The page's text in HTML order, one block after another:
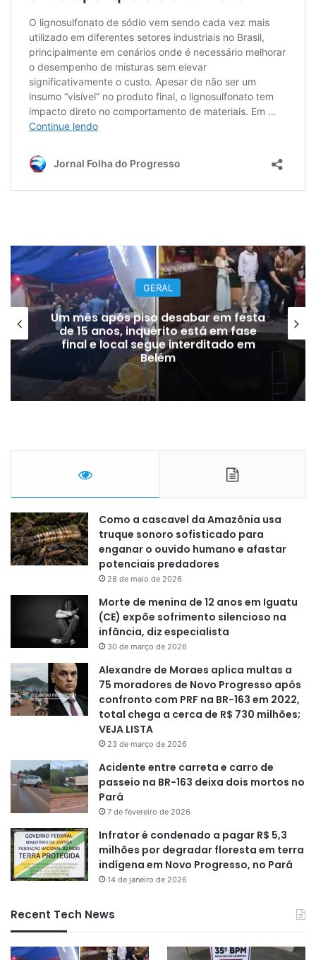
GERAL
PM encontra droga em caixas de
películas de celular em ônibus que
saia de Santarém para Placas
Como a cascavel da Amazônia usa
truque sonoro sofisticado para
enganar o ouvido humano e afastar
potenciais predadores
28 de maio de 2026
Morte de menina de 12 anos em Iguatu
(CE) expõe sofrimento silencioso na
infância, diz especialista
30 de março de 2026
Alexandre de Moraes aplica multas a
75 moradores de Novo Progresso após
confronto com PRF na BR-163 em 2022,
total chega a cerca de R$ 730 milhões;
VEJA LISTA
23 de março de 2026
Acidente entre carreta e carro de
passeio na BR-163 deixa dois mortos no
Pará
7 de fevereiro de 2026
Infrator é condenado a pagar R$ 5,3
milhões por degradar floresta em terra
indígena em Novo Progresso, no Pará
14 de janeiro de 2026
Recent Tech News